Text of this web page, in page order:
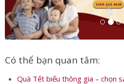
Có thể bạn quan tâm:
Quà Tết biếu thông gia – chọn